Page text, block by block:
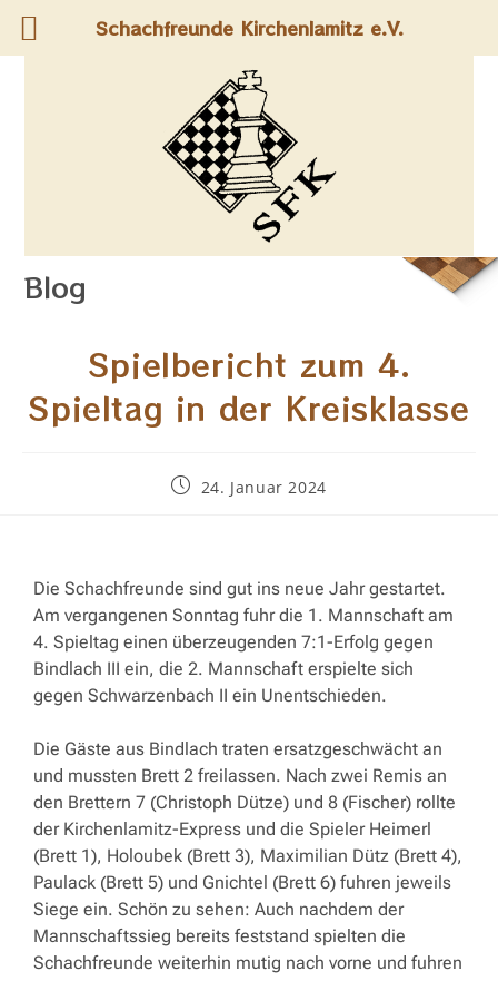
Blog
Spielbericht zum 4.
Spieltag in der Kreisklasse
24. Januar 2024
Die Schachfreunde sind gut ins neue Jahr gestartet.
Am vergangenen Sonntag fuhr die 1. Mannschaft am
4. Spieltag einen überzeugenden 7:1-Erfolg gegen
Bindlach III ein, die 2. Mannschaft erspielte sich
gegen Schwarzenbach II ein Unentschieden.
Die Gäste aus Bindlach traten ersatzgeschwächt an
und mussten Brett 2 freilassen. Nach zwei Remis an
den Brettern 7 (Christoph Dütze) und 8 (Fischer) rollte
der Kirchenlamitz-Express und die Spieler Heimerl
(Brett 1), Holoubek (Brett 3), Maximilian Dütz (Brett 4),
Paulack (Brett 5) und Gnichtel (Brett 6) fuhren jeweils
Siege ein. Schön zu sehen: Auch nachdem der
Mannschaftssieg bereits feststand spielten die
Schachfreunde weiterhin mutig nach vorne und fuhren
Schachfreunde Kirchenlamitz e.V.